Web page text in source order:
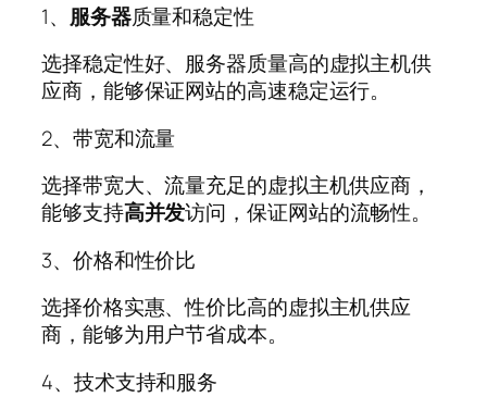
1、 服务器质量和稳定性
选择稳定性好、服务器质量高的虚拟主机供
应商，能够保证网站的高速稳定运行。
2、带宽和流量
选择带宽大、流量充足的虚拟主机供应商，
能够支持高并发访问，保证网站的流畅性。
3、价格和性价比
选择价格实惠、性价比高的虚拟主机供应
商，能够为用户节省成本。
4、技术支持和服务